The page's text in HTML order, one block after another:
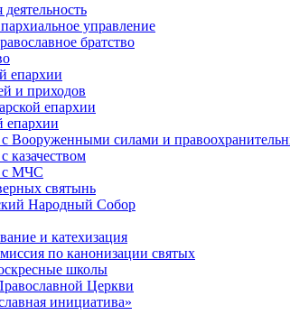
управление
братство
епархии
и приходов
епархии
епархии
с Вооруженными силами и
казачеством
с МЧС
святынь
Народный Собор
и катехизация
по канонизации святых
школы
Церкви
инициатива»